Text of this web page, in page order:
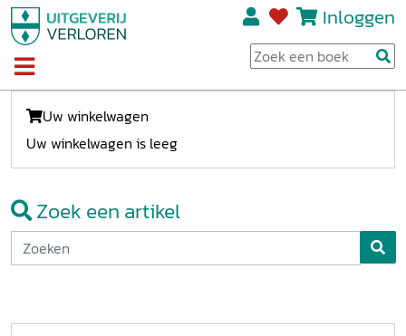
Inloggen
Uw winkelwagen
Uw winkelwagen is leeg
Zoek een artikel